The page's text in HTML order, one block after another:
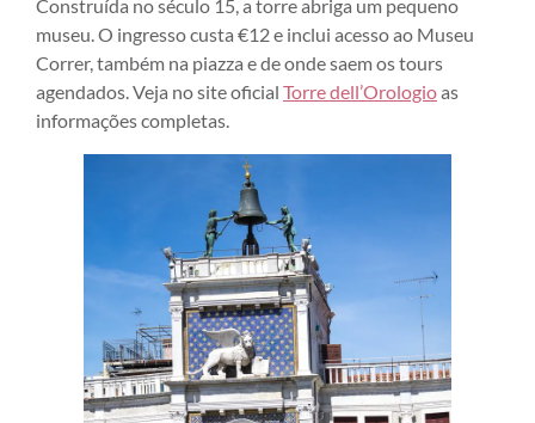
Construída no século 15, a torre abriga um pequeno
museu. O ingresso custa €12 e inclui acesso ao Museu
Correr, também na piazza e de onde saem os tours
agendados. Veja no site oficial Torre dell’Orologioas
informações completas.